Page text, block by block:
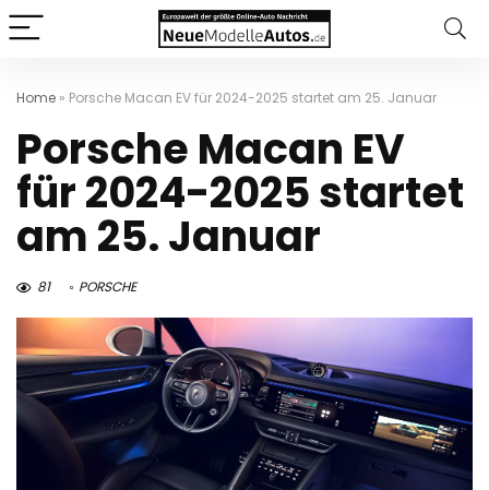
Home » Porsche Macan EV für 2024-2025 startet am 25. Januar
Porsche Macan EV
für 2024-2025 startet
am 25. Januar
81 PORSCHE